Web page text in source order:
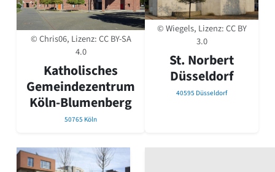
© Chris06, Lizenz:CC BY-SA
4.0
Katholisches
Gemeindezentrum
Köln-Blumenberg
50765 Köln
© Wiegels, Lizenz:CC BY
3.0
St. Norbert
Düsseldorf
40595 Düsseldorf